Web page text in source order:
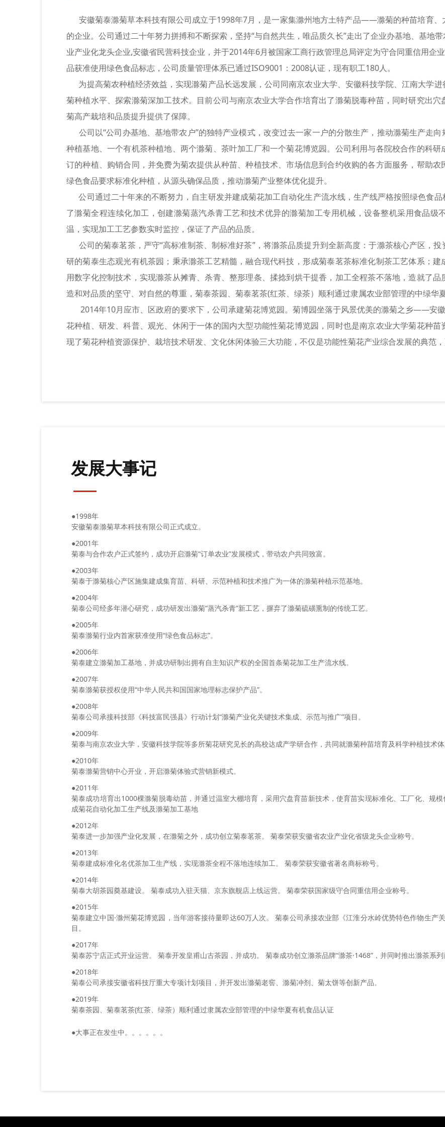
安徽菊泰滁菊草本科技有限公司成立于1998年7月，是一家集滁州地方土特产品——滁菊的种苗培育、
的企业。公司通过二十年努力拼搏和不断探索，坚持“与自然共生，唯品质久长”走出了企业办基地、基地
业产业化龙头企业,安徽省民营科技企业，并于2014年6月被国家工商行政管理总局评定为守合同重信用企
品获准使用绿色食品标志，公司质量管理体系已通过ISO9001：2008认证，现有职工180人。
为提高菊农种植经济效益，实现滁菊产品长远发展，公司同南京农业大学、安徽科技学院、江南大学
菊种植水平、探索滁菊深加工技术。目前公司与南京农业大学合作培育出了滁菊脱毒种苗，同时研究出
菊高产栽培和品质提升提供了保障。
公司以“公司办基地、基地带农户”的独特产业模式，改变过去一家一户的分散生产，推动滁菊生产走
种植基地、一个有机茶种植地、两个滁菊、茶叶加工厂和一个菊花博览园。公司利用与各院校合作的科
订的种植、购销合同，并免费为菊农提供从种苗、种植技术、市场信息到合约收购的各方面服务，帮助
绿色食品要求标准化种植，从源头确保品质，推动滁菊产业整体优化提升。
公司通过二十年来的不断努力，自主研发并建成菊花加工自动化生产流水线，生产线严格按照绿色食
了滁菊全程连续化加工，创建滁菊蒸汽杀青工艺和技术优异的滁菊加工专用机械，设备整机采用食品级
温，实现加工工艺参数实时监控，保证了产品的品质。
公司的菊泰茗茶，严守“高标准制茶、制标准好茶”，将滁茶品质提升到全新高度：于滁茶核心产区，
研的菊泰生态观光有机茶园；秉承滁茶工艺精髓，融合现代科技，形成菊泰茗茶标准化制茶工艺体系；
用数字化控制技术，实现滁茶从摊青、杀青、整形理条、揉捻到烘干提香，加工全程茶不落地，造就了
造和对品质的坚守、对自然的尊重，菊泰茶园、菊泰茗茶(红茶、绿茶）顺利通过隶属农业部管理的中绿华
2014年10月应市、区政府的要求下，公司承建菊花博览园。菊博园坐落于风景优美的滁菊之乡——安
花种植、研发、科普、观光、休闲于一体的国内大型功能性菊花博览园，同时也是南京农业大学菊花种
现了菊花种植资源保护、栽培技术研发、文化休闲体验三大功能，不仅是功能性菊花产业综合发展的典范
●1998年
安徽菊泰滁菊草本科技有限公司正式成立。
●2001年
菊泰与合作农户正式签约，成功开启滁菊“订单农业”发展模式，带动农户共同致富。
●2003年
菊泰于滁菊核心产区施集建成集育苗、科研、示范种植和技术推广为一体的滁菊种植示范基地。
●2004年
菊泰公司经多年潜心研究，成功研发出滁菊“蒸汽杀青”新工艺，摒弃了滁菊硫磺熏制的传统工艺。
●2005年
菊泰滁菊行业内首家获准使用“绿色食品标志”。
●2006年
菊泰建立滁菊加工基地，并成功研制出拥有自主知识产权的全国首条菊花加工生产流水线。
●2007年
菊泰滁菊获授权使用“中华人民共和国国家地理标志保护产品”。
●2008年
菊泰公司承接科技部《科技富民强县》行动计划“滁菊产业化关键技术集成、示范与推广”项目。
●2009年
菊泰与南京农业大学，安徽科技学院等多所菊花研究见长的高校达成产学研合作，共同就滁菊种苗培育及科学种植技术体
●2010年
菊泰滁菊营销中心开业，开启滁菊体验式营销新模式。
●2011年
菊泰成功培育出1000棵滁菊脱毒幼苗，并通过温室大棚培育，采用穴盘育苗新技术，使育苗实现标准化、工厂化、规
成菊花自动化加工生产线及滁菊加工基地
●2012年
菊泰进一步加强产业化发展，在滁菊之外，成功创立菊泰茗茶。 菊泰荣获安徽省农业产业化省级龙头企业称号。
●2013年
菊泰建成标准化名优茶加工生产线，实现滁茶全程不落地连续加工。 菊泰荣获安徽省著名商标称号。
●2014年
菊泰大胡茶园奠基建设。 菊泰成功入驻天猫、京东旗舰店上线运营。 菊泰荣获国家级守合同重信用企业称号。
●2015年
菊泰建立中国·滁州菊花博览园，当年游客接待量即达60万人次。 菊泰公司承接农业部《江淮分水岭优势特色作物生产
目。
●2017年
菊泰苏宁店正式开业运营。 菊泰开发皇甫山古茶园，并成功。 菊泰成功创立滁茶品牌“滁茶·1468”，并同时推出滁茶系
●2018年
菊泰公司承接安徽省科技厅重大专项计划项目，并开发出滁菊老窖、滁菊冲剂、菊太饼等创新产品。
●2019年
菊泰茶园、菊泰茗茶(红茶、绿茶）顺利通过隶属农业部管理的中绿华夏有机食品认证
●大事正在发生中。。。。。。
发展大事记